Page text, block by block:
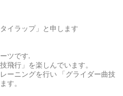
イラップ」と申します
ツです.
飛行」を楽しんでいます。
ーニングを行い 「グライダー曲技
す。